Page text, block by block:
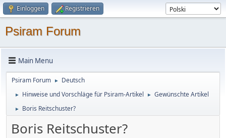
Einloggen Registrieren
Psiram Forum
Main Menu
Psiram Forum ► Deutsch
► Hinweise und Vorschläge für Psiram-Artikel ► Gewünschte Artikel
► Boris Reitschuster?
Boris Reitschuster?